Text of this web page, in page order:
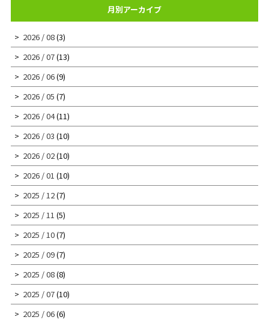
月別アーカイブ
2026 / 08(3)
2026 / 07(13)
2026 / 06(9)
2026 / 05 (7)
2026 / 04(11)
2026 / 03 (10)
2026 / 02(10)
2026 / 01 (10)
2025 / 12(7)
2025 / 11 (5)
2025 / 10(7)
2025 / 09(7)
2025 / 08(8)
2025 / 07(10)
2025 / 06(6)